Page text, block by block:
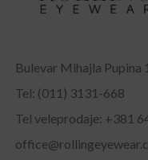
Bulevar Mihajla Pupina
Tel: (011) 3131-668
Tel veleprodaje: +381